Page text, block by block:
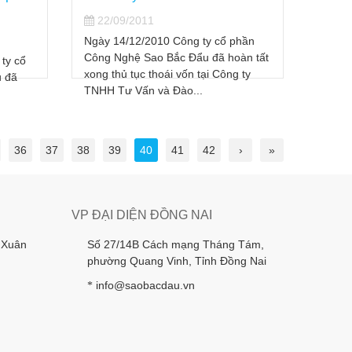
tất
ty
Đẩu.
22/09/2011
Ngày 24/9/2010, Ủy ban Chứng
khoán Nhà nước nhận được đầy đủ
tài liệu báo cáo phát hành cổ phiếu
36 37 38 39 40 41 42 › »
VP ĐẠI DIỆN ĐỒNG NAI
Số 27/14B Cách mạng Tháng Tám,
phường Quang Vinh, Tỉnh Đồng Nai
* info@saobacdau.vn